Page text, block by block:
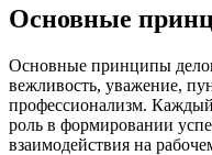
Основные
Основные принципы
вежливость, уважение,
профессионализм.
роль в формировании
взаимодействия на